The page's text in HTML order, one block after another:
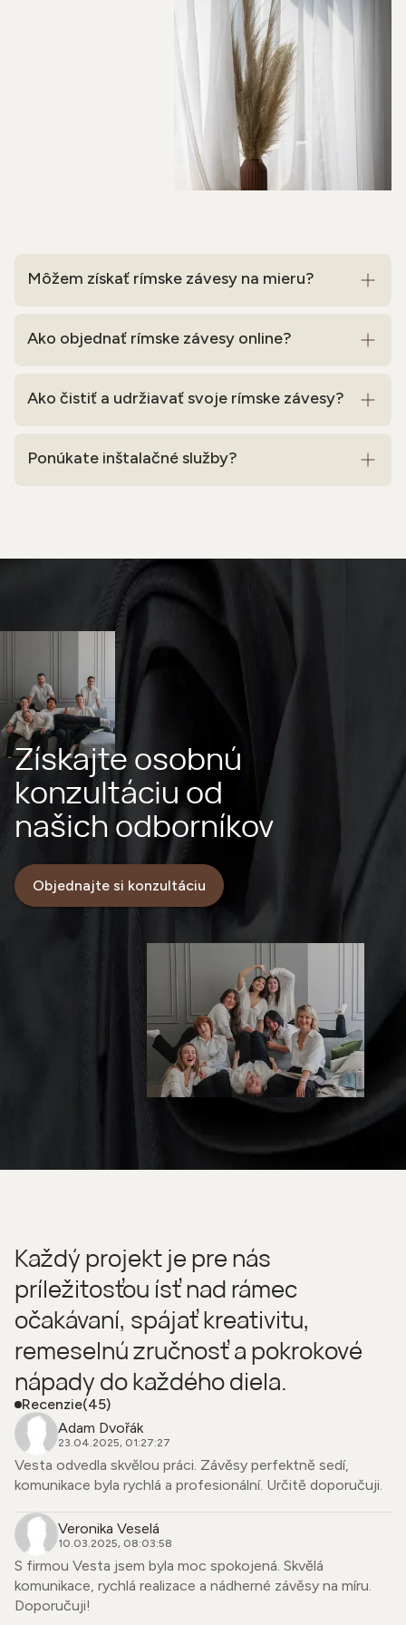
Môžem získať rímske závesy na mieru?
Ako objednať rímske závesy online?
Ako čistiť a udržiavať svoje rímske závesy?
Ponúkate inštalačné služby?
Získajte osobnú
konzultáciu od
našich odborníkov
Objednajte si konzultáciu
Každý projekt je pre nás
príležitosťou ísť nad rámec
očakávaní, spájať kreativitu,
remeselnú zručnosť a pokrokové
nápady do každého diela.
Recenzie(45)
Adam Dvořák
23.04.2025, 01:27:27
Vesta odvedla skvělou práci. Závěsy perfektně sedí,
komunikace byla rychlá a profesionální. Určitě doporučuji.
Veronika Veselá
10.03.2025, 08:03:58
S firmou Vesta jsem byla moc spokojená. Skvělá
komunikace, rychlá realizace a nádherné závěsy na míru.
Doporučuji!